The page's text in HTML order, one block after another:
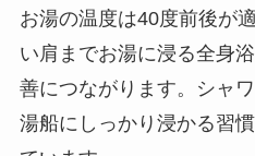
お湯の温度は40度前後が
い肩までお湯に浸る全身
善につながります。シャ
湯船にしっかり浸かる習